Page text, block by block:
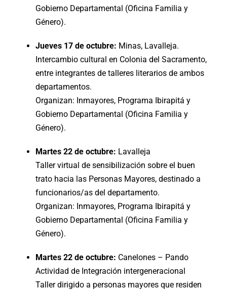
Gobierno Departamental (Oficina Familia y
Género).
Jueves 17 de octubre: Minas, Lavalleja.
Intercambio cultural en Colonia del Sacramento,
entre integrantes de talleres literarios de ambos
departamentos.
Organizan: Inmayores, Programa Ibirapitá y
Gobierno Departamental (Oficina Familia y
Género).
Martes 22 de octubre: Lavalleja
Taller virtual de sensibilización sobre el buen
trato hacia las Personas Mayores, destinado a
funcionarios/as del departamento.
Organizan: Inmayores, Programa Ibirapitá y
Gobierno Departamental (Oficina Familia y
Género).
Martes 22 de octubre: Canelones – Pando
Actividad de Integración intergeneracional
Taller dirigido a personas mayores que residen